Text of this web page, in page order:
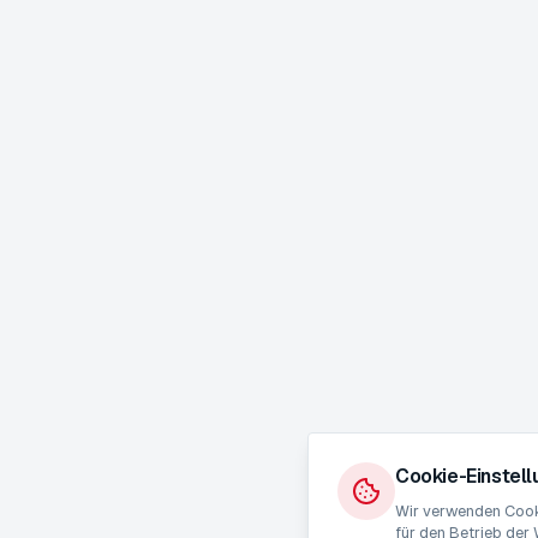
Cookie-
Wir verwenden
für den Betrieb der